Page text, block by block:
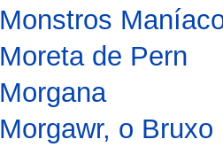
Monstros
Moreta de Pern
Morgana
Morgawr, o Bruxo